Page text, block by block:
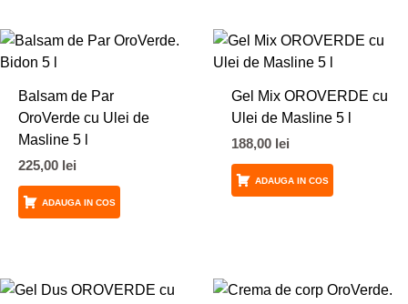
Balsam de Par
OroVerde cu Ulei de
Masline 5 l
225,00 lei
ADAUGA IN COS
Gel Mix OROVERDE cu
Ulei de Masline 5 l
188,00 lei
ADAUGA IN COS